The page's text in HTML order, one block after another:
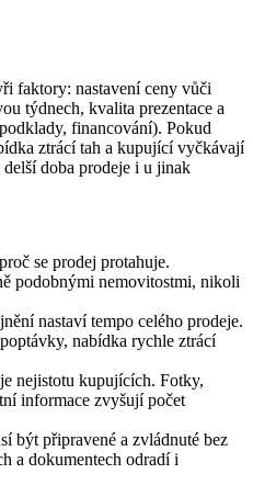
faktory: nastavení ceny vůči
týdnech, kvalita prezentace a
financování). Pokud
ztrácí tah a kupující vyčkávají
doba prodeje i u jinak
se prodej protahuje.
podobnými nemovitostmi, nikoli
nastaví tempo celého prodeje.
nabídka rychle ztrácí
nejistotu kupujících. Fotky,
informace zvyšují počet
být připravené a zvládnuté bez
a dokumentech odradí i